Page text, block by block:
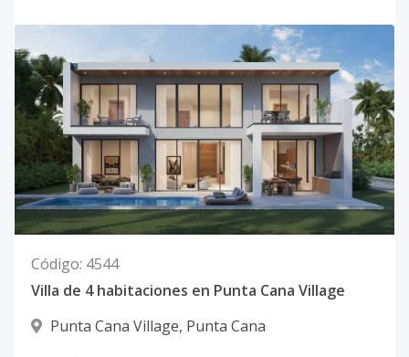
Código: 4544
Villa de 4 habitaciones en Punta Cana Village
Punta Cana Village, Punta Cana